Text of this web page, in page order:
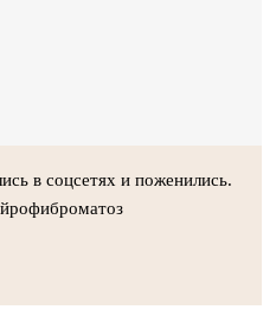
в соцсетях и поженились.